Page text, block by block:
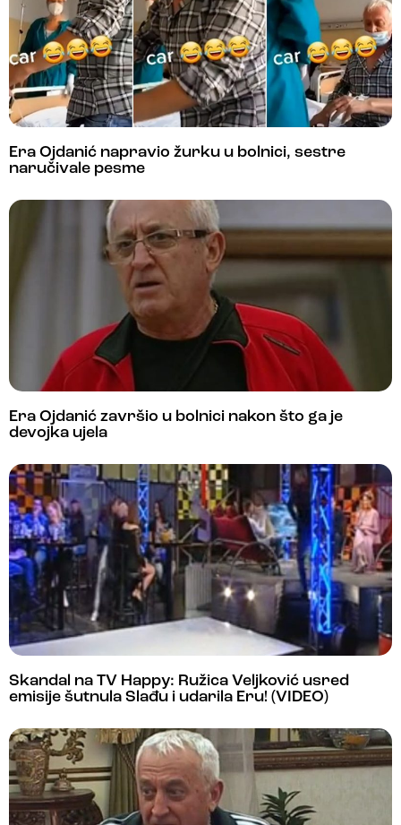
Era Ojdanić napravio žurku u bolnici, sestre
naručivale pesme
Era Ojdanić završio u bolnici nakon što ga je
devojka ujela
Skandal na TV Happy: Ružica Veljković usred
emisije šutnula Slađu i udarila Eru! (VIDEO)